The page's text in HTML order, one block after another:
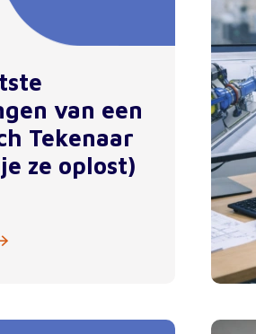
van een
Tekenaar
ze oplost)